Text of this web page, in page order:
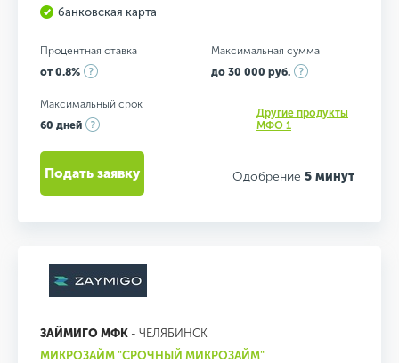
банковская карта
Процентная ставка
от 0.8%
Максимальная сумма
до 30 000 руб.
Максимальный срок
60 дней
Другие продукты
МФО 1
Одобрение 5 минут
Подать заявку
ЗАЙМИГО МФК - ЧЕЛЯБИНСК
МИКРОЗАЙМ "СРОЧНЫЙ МИКРОЗАЙМ"